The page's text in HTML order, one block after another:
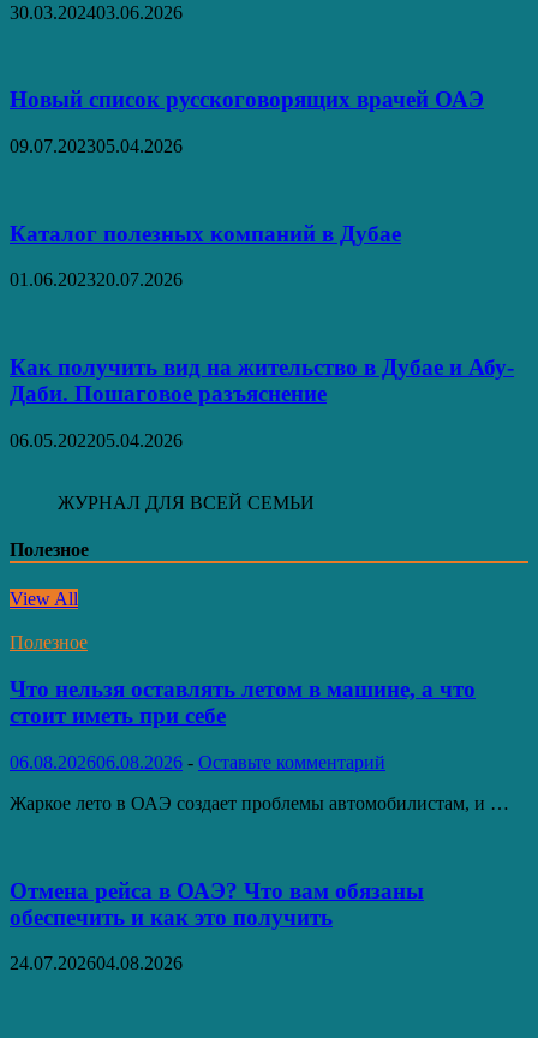
30.03.202403.06.2026
Новый список русскоговорящих врачей ОАЭ
09.07.202305.04.2026
Каталог полезных компаний в Дубае
01.06.202320.07.2026
Как получить вид на жительство в Дубае и Абу-
Даби. Пошаговое разъяснение
06.05.202205.04.2026
ЖУРНАЛ ДЛЯ ВСЕЙ СЕМЬИ
Полезное
View All
Полезное
Что нельзя оставлять летом в машине, а что
стоит иметь при себе
06.08.202606.08.2026 - Оставьте комментарий
Жаркое лето в ОАЭ создает проблемы автомобилистам, и …
Отмена рейса в ОАЭ? Что вам обязаны
обеспечить и как это получить
24.07.202604.08.2026